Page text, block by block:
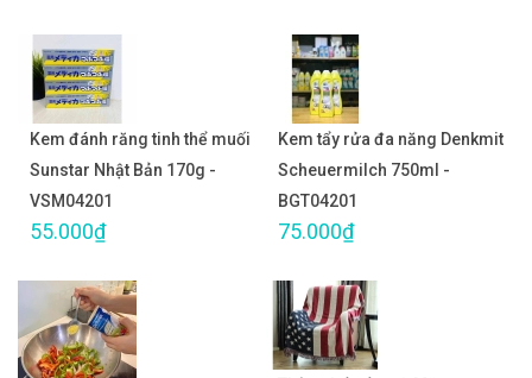
Kem đánh răng tinh thể muối
Sunstar Nhật Bản 170g -
VSM04201
55.000₫
Kem tẩy rửa đa năng Denkmit
Scheuermilch 750ml -
BGT04201
75.000₫